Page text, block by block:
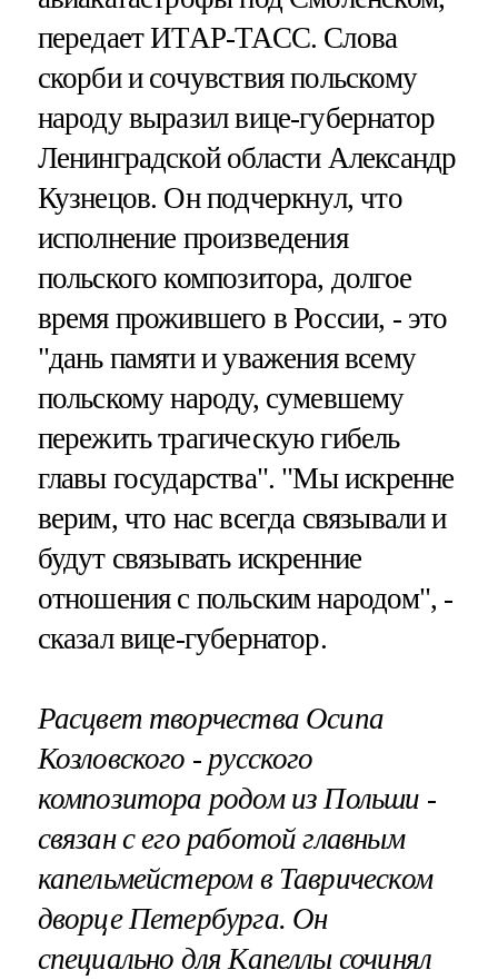
передает ИТАР-ТАСС. Слова
скорби и сочувствия польскому
народу выразил вице-губернатор
Ленинградской области Александр
Кузнецов. Он подчеркнул, что
исполнение произведения
польского композитора, долгое
время прожившего в России, - это
"дань памяти и уважения всему
польскому народу, сумевшему
пережить трагическую гибель
главы государства". "Мы искренне
верим, что нас всегда связывали и
будут связывать искренние
отношения с польским народом", -
сказал вице-губернатор.
Расцвет творчества Осипа
Козловского - русского
композитора родом из Польши -
связан с его работой главным
капельмейстером в Таврическом
дворце Петербурга. Он
специально для Капеллы сочинял